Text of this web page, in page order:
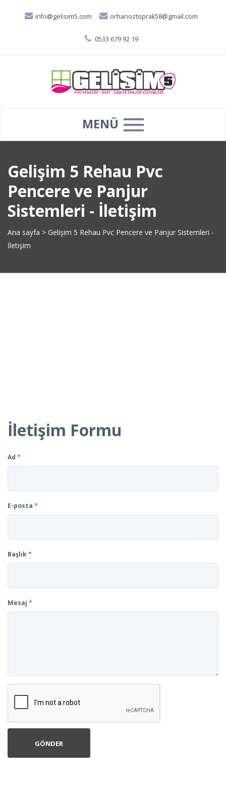
info@gelisim5.com orhanoztoprak58@gmail.com
0533 679 92 19
MENÜ
Gelişim 5 Rehau Pvc
Pencere ve Panjur
Sistemleri - İletişim
Ana sayfa > Gelişim 5 Rehau Pvc Pencere ve Panjur Sistemleri -
İletişim
İletişim Formu
Ad *
E-posta *
Başlık*
Mesaj *